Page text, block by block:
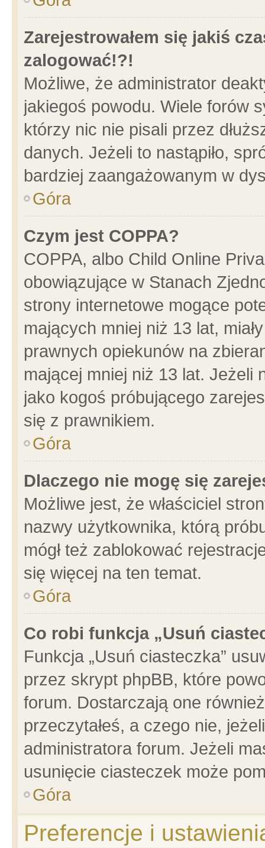
Zarejestrowałem się jakiś
zalogować!?!
Możliwe, że administrator
jakiegoś powodu. Wiele forów
którzy nic nie pisali przez
danych. Jeżeli to nastąpiło,
bardziej zaangażowanym w
Góra
Czym jest COPPA?
COPPA, albo Child Online
obowiązujące w Stanach
strony internetowe mogące
mających mniej niż 13 lat,
prawnych opiekunów na
mającej mniej niż 13 lat. Jeżeli
jako kogoś próbującego
się z prawnikiem.
Góra
Dlaczego nie mogę się
Możliwe jest, że właściciel
nazwy użytkownika, którą
mógł też zablokować
się więcej na ten temat.
Góra
Co robi funkcja „Usuń
Funkcja „Usuń ciasteczka”
przez skrypt phpBB, które
forum. Dostarczają one
przeczytałeś, a czego nie,
administratora forum. Jeżeli
usunięcie ciasteczek może
Góra
Preferencje i